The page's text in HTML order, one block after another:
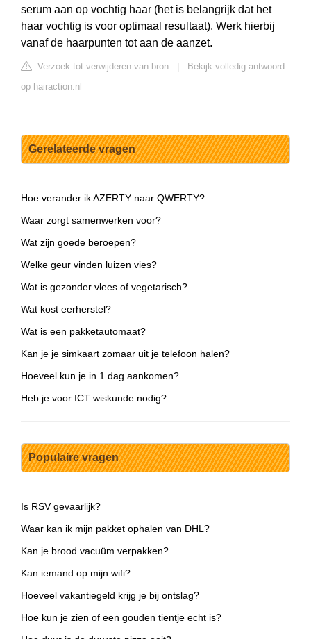
serum aan op vochtig haar (het is belangrijk dat het
haar vochtig is voor optimaal resultaat). Werk hierbij
vanaf de haarpunten tot aan de aanzet.
Verzoek tot verwijderen van bron
Bekijk volledig antwoord
op hairaction.nl
Gerelateerde vragen
Hoe verander ik AZERTY naar QWERTY?
Waar zorgt samenwerken voor?
Wat zijn goede beroepen?
Welke geur vinden luizen vies?
Wat is gezonder vlees of vegetarisch?
Wat kost eerherstel?
Wat is een pakketautomaat?
Kan je je simkaart zomaar uit je telefoon halen?
Hoeveel kun je in 1 dag aankomen?
Heb je voor ICT wiskunde nodig?
Populaire vragen
Is RSV gevaarlijk?
Waar kan ik mijn pakket ophalen van DHL?
Kan je brood vacuüm verpakken?
Kan iemand op mijn wifi?
Hoeveel vakantiegeld krijg je bij ontslag?
Hoe kun je zien of een gouden tientje echt is?